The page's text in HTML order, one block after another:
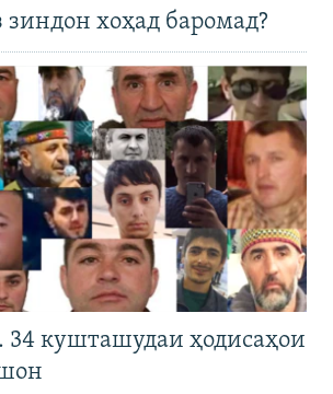
зиндон хоҳад баромад?
кушташудаи ҳодисаҳои